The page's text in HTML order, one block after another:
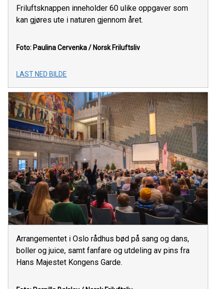
Friluftsknappen inneholder 60 ulike oppgaver som
kan gjøres ute i naturen gjennom året.
Foto: Paulina Cervenka / Norsk Friluftsliv
LAST NED BILDE
Arrangementet i Oslo rådhus bød på sang og dans,
boller og juice, samt fanfare og utdeling av pins fra
Hans Majestet Kongens Garde.